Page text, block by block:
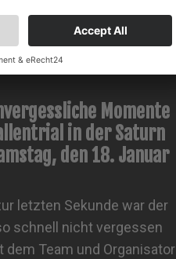
2025
Momente
in der Saturn
den 18. Januar
letzten Sekunde war der
schnell nicht vergessen
dem Team und Organisator